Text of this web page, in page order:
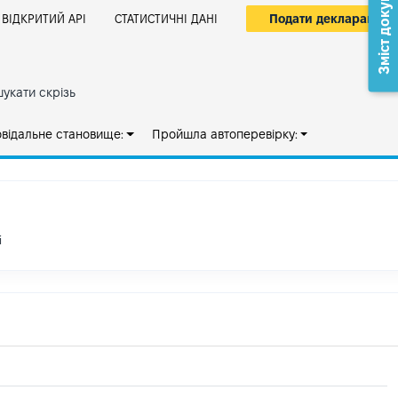
ВІДКРИТИЙ АРІ СТАТИСТИЧНІ ДАНІ Подати декларацію
скрізь
становище: Пройшла автоперевірку: